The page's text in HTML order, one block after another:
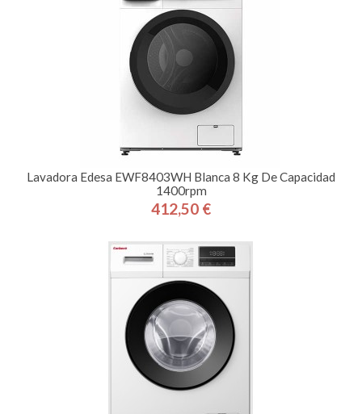
Lavadora Edesa EWF8403WH Blanca 8 Kg De Capacidad
1400rpm
Precio
412,50 €